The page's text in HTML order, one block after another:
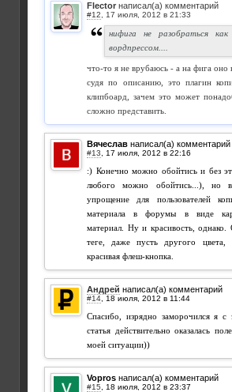
Flector написал(а) комментарий
#12
нифига не разобраться
вордпрессом....
что-то я не врубаюсь - а на фига оно
судя по описанию, это плагин
клипбоард, зачем это может
сложно представить.
Вячеслав написал(а) комментарий
#13
:) Конечно можно обойтись и без
любого можно обойтись...), но
упрощение для пользователей
материала в форумы в виде
материал. Ну и красивость,
теге, даже пусть другого
красивая флеш-кнопка.
Андрей написал(а) комментарий
#14
Спасибо, изрядно заморочился я с
статья действительно оказалась
моей ситуации))
Vopros написал(а) комментарий
#15